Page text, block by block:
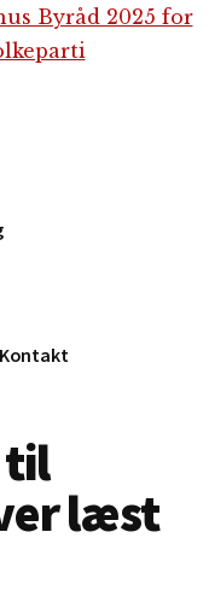
Kontakt
til
læst